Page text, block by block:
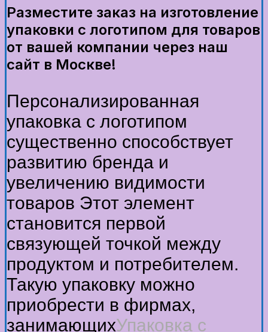
Разместите заказ на изготовление
упаковки с логотипом для товаров
от вашей компании через наш
сайт в Москве!
Персонализированная
упаковка с логотипом
существенно способствует
развитию бренда и
увеличению видимости
товаров Этот элемент
становится первой
связующей точкой между
продуктом и потребителем.
Такую упаковку можно
приобрести в фирмах,
занимающихУпаковка с